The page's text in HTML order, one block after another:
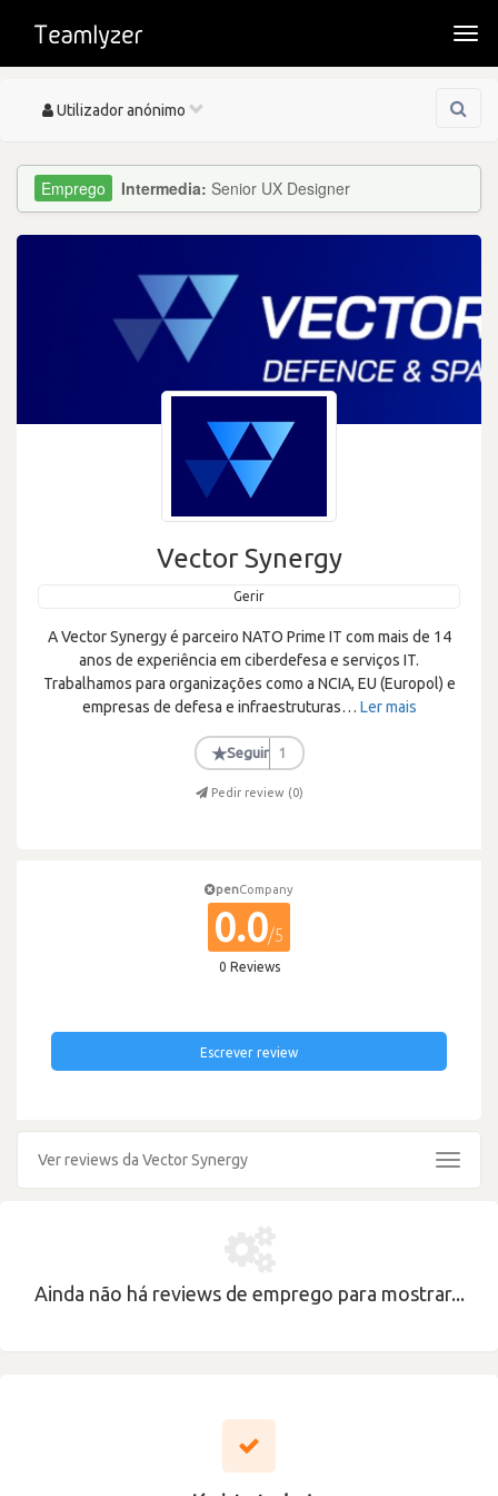
Toggle
Utilizador anónimo
Intermedia: Senior UX Designer
Vector Synergy
Gerir
A Vector Synergy é parceiro NATO Prime IT com mais de 14
anos de experiência em ciberdefesa e serviços IT.
Trabalhamos para organizações como a NCIA, EU (Europol) e
empresas de defesa e infraestruturas… Ler mais
★Seguir 1
Pedir review (0)
penCompany
0.0/5
0 Reviews
Escrever review
Ver reviews da Vector Synergy
Toggle
Ainda não há reviews de emprego para mostrar...